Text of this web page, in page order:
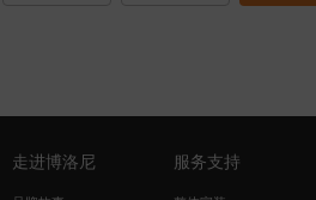
走进博洛尼 服务支持